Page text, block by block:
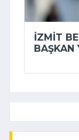
İZMIT
BAŞKAN